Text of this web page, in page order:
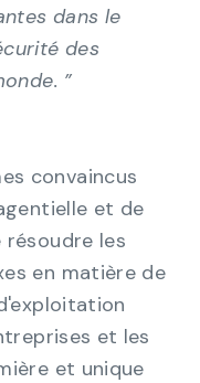
dans le
des
”
convaincus
et de
les
en matière de
et les
et unique